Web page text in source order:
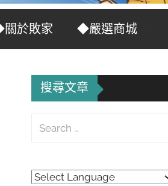
於敗家
◆嚴選商城
搜尋文章
Search